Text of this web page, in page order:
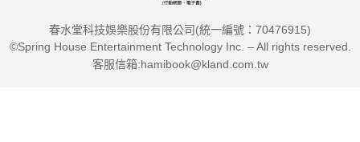
春水堂科技娛樂股份有限公司(統一編號：70476915)
©Spring House Entertainment Technology Inc. – All rights reserved.
客服信箱:hamibook@kland.com.tw